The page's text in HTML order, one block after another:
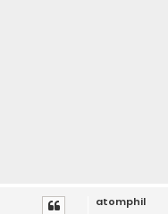
atomphil